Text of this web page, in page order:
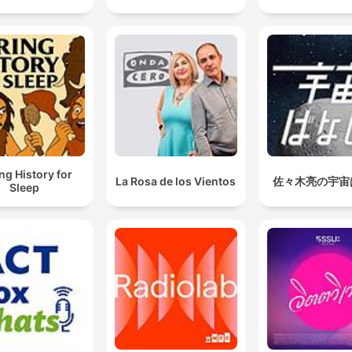
History for
Sleep
La Rosa de los Vientos 佐々木亮の宇